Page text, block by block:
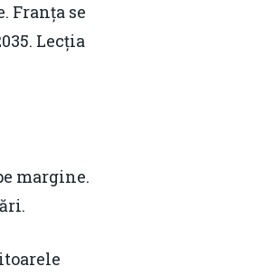
Franța se
Lecția
margine.